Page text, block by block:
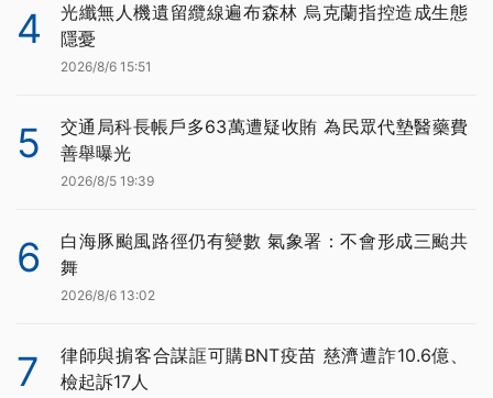
4
光纖無人機遺留纜線遍布森林 烏克蘭指控造成生態
隱憂
2026/8/6 15:51
5
交通局科長帳戶多63萬遭疑收賄 為民眾代墊醫藥費
善舉曝光
2026/8/5 19:39
6
白海豚颱風路徑仍有變數 氣象署：不會形成三颱共
舞
2026/8/6 13:02
7
律師與掮客合謀誆可購BNT疫苗 慈濟遭詐10.6億、
檢起訴17人